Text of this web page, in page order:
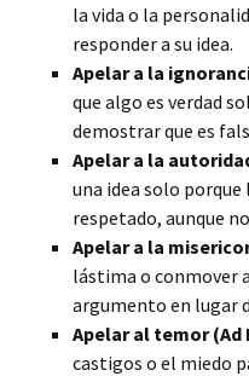
la vida o la
responder a su idea.
Apelar a la
que algo es verdad
demostrar que es
Apelar a la
una idea solo
respetado, aunque
Apelar a la
lástima o conmover
argumento en lugar
Apelar al temor (Ad
castigos o el miedo